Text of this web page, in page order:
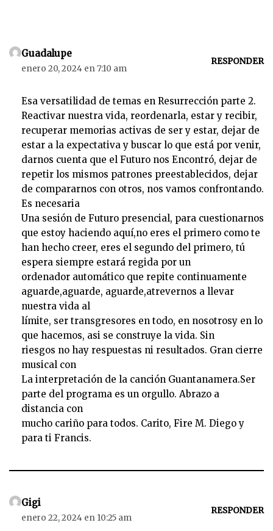
o
r
Guadalupe
enero 20, 2024 en 7:10 am
RESPONDER
Esa versatilidad de temas en Resurrección parte 2.
Reactivar nuestra vida, reordenarla, estar y recibir,
recuperar memorias activas de ser y estar, dejar de
estar a la expectativa y buscar lo que está por venir,
darnos cuenta que el Futuro nos Encontró, dejar de
repetir los mismos patrones preestablecidos, dejar
de compararnos con otros, nos vamos confrontando.
Es necesaria
Una sesión de Futuro presencial, para cuestionarnos
que estoy haciendo aquí,no eres el primero como te
han hecho creer, eres el segundo del primero, tú
espera siempre estará regida por un
ordenador automático que repite continuamente
aguarde,aguarde, aguarde,atrevernos a llevar
nuestra vida al
límite, ser transgresores en todo, en nosotrosy en lo
que hacemos, asi se construye la vida. Sin
riesgos no hay respuestas ni resultados. Gran cierre
musical con
La interpretación de la canción Guantanamera.Ser
parte del programa es un orgullo. Abrazo a
distancia con
mucho cariño para todos. Carito, Fire M. Diego y
para ti Francis.
Gigi
enero 22, 2024 en 10:25 am
RESPONDER